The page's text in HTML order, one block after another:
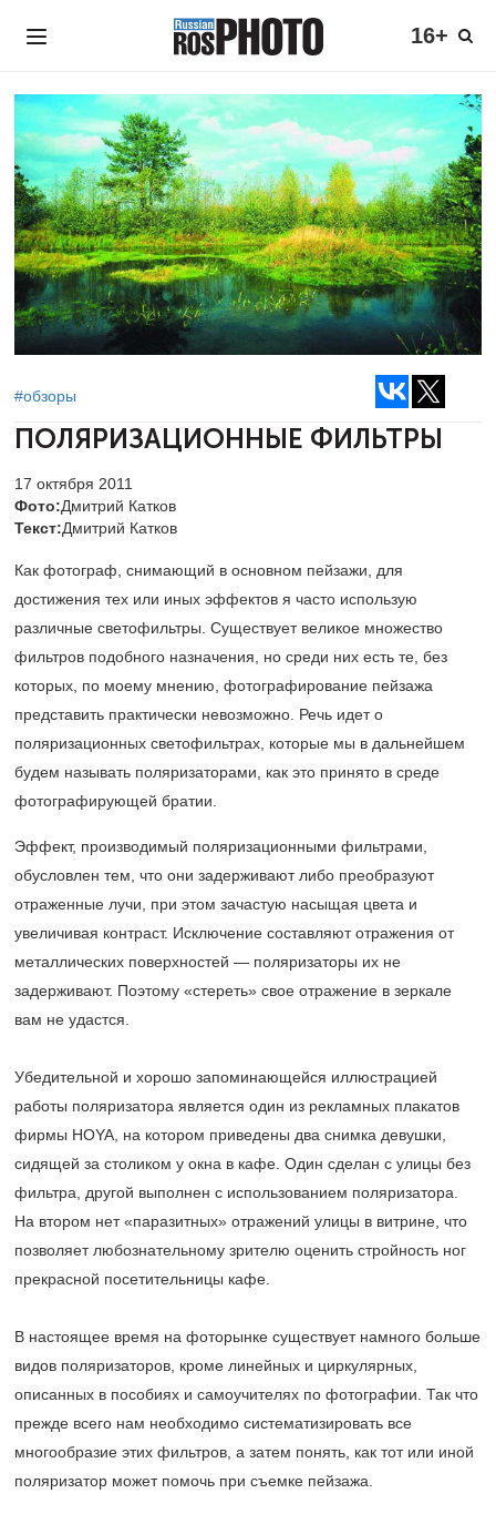
16+
#обзоры
ПОЛЯРИЗАЦИОННЫЕ ФИЛЬТРЫ
17 октября 2011
Фото:Дмитрий Катков
Текст:Дмитрий Катков
Как фотограф, снимающий в основном пейзажи, для
достижения тех или иных эффектов я часто использую
различные светофильтры. Существует великое множество
фильтров подобного назначения, но среди них есть те, без
которых, по моему мнению, фотографирование пейзажа
представить практически невозможно. Речь идет о
поляризационных светофильтрах, которые мы в дальнейшем
будем называть поляризаторами, как это принято в среде
фотографирующей братии.
Эффект, производимый поляризационными фильтрами,
обусловлен тем, что они задерживают либо преобразуют
отраженные лучи, при этом зачастую насыщая цвета и
увеличивая контраст. Исключение составляют отражения от
металлических поверхностей — поляризаторы их не
задерживают. Поэтому «стереть» свое отражение в зеркале
вам не удастся.
Убедительной и хорошо запоминающейся иллюстрацией
работы поляризатора является один из рекламных плакатов
фирмы HOYA, на котором приведены два снимка девушки,
сидящей за столиком у окна в кафе. Один сделан с улицы без
фильтра, другой выполнен с использованием поляризатора.
На втором нет «паразитных» отражений улицы в витрине, что
позволяет любознательному зрителю оценить стройность ног
прекрасной посетительницы кафе.
В настоящее время на фоторынке существует намного больше
видов поляризаторов, кроме линейных и циркулярных,
описанных в пособиях и самоучителях по фотографии. Так что
прежде всего нам необходимо систематизировать все
многообразие этих фильтров, а затем понять, как тот или иной
поляризатор может помочь при съемке пейзажа.